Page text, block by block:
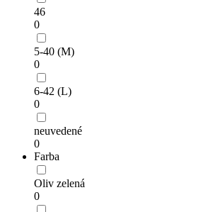
46
0
5-40 (M)
0
6-42 (L)
0
neuvedené
0
Farba
Oliv zelená
0